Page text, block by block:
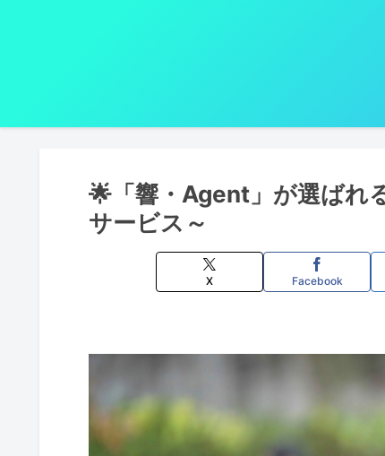
🌟「響・Agent」が選ばれ
サービス～
X Facebook